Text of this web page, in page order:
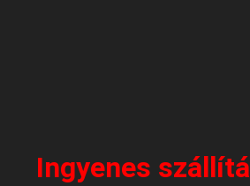
Ingyenes